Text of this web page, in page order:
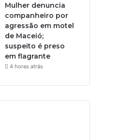
Mulher denuncia
companheiro por
agressão em motel
de Maceió;
suspeito é preso
em flagrante
4 horas atrás